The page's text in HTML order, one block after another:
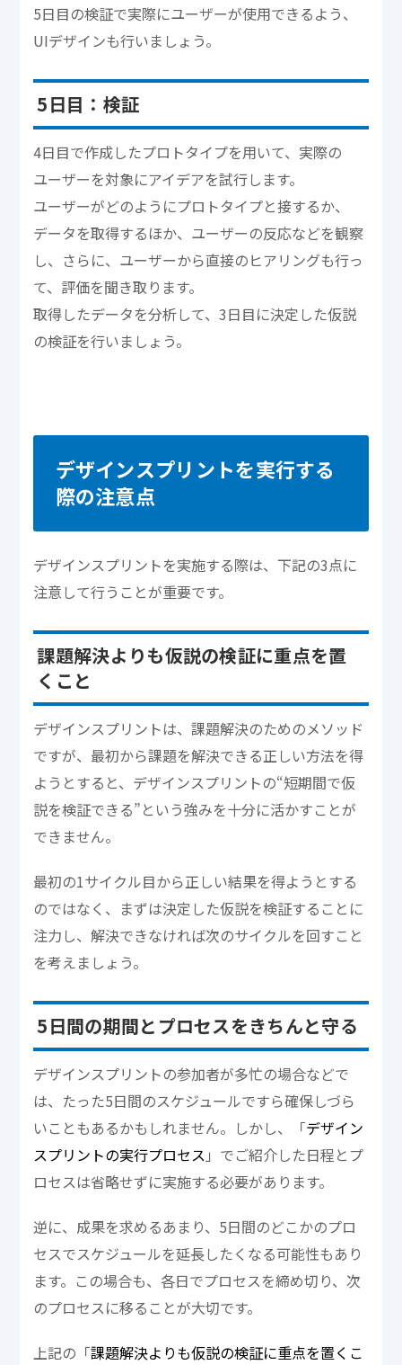
5日目の検証で実際にユーザーが使用できるよう、
UIデザインも行いましょう。
5日目：検証
4日目で作成したプロトタイプを用いて、実際の
ユーザーを対象にアイデアを試行します。
ユーザーがどのようにプロトタイプと接するか、
データを取得するほか、ユーザーの反応などを観察
し、さらに、ユーザーから直接のヒアリングも行っ
て、評価を聞き取ります。
取得したデータを分析して、3日目に決定した仮説
の検証を行いましょう。
デザインスプリントを実行する
際の注意点
デザインスプリントを実施する際は、下記の3点に
注意して行うことが重要です。
課題解決よりも仮説の検証に重点を置
くこと
デザインスプリントは、課題解決のためのメソッド
ですが、最初から課題を解決できる正しい方法を得
ようとすると、デザインスプリントの“短期間で仮
説を検証できる”という強みを十分に活かすことが
できません。
最初の1サイクル目から正しい結果を得ようとする
のではなく、まずは決定した仮説を検証することに
注力し、解決できなければ次のサイクルを回すこと
を考えましょう。
5日間の期間とプロセスをきちんと守る
デザインスプリントの参加者が多忙の場合などで
は、たった5日間のスケジュールですら確保しづら
いこともあるかもしれません。しかし、「デザイン
スプリントの実行プロセス 」でご紹介した日程とプ
ロセスは省略せずに実施する必要があります。
逆に、成果を求めるあまり、5日間のどこかのプロ
セスでスケジュールを延長したくなる可能性もあり
ます。この場合も、各日でプロセスを締め切り、次
のプロセスに移ることが大切です。
上記の「課題解決よりも仮説の検証に重点を置くこ